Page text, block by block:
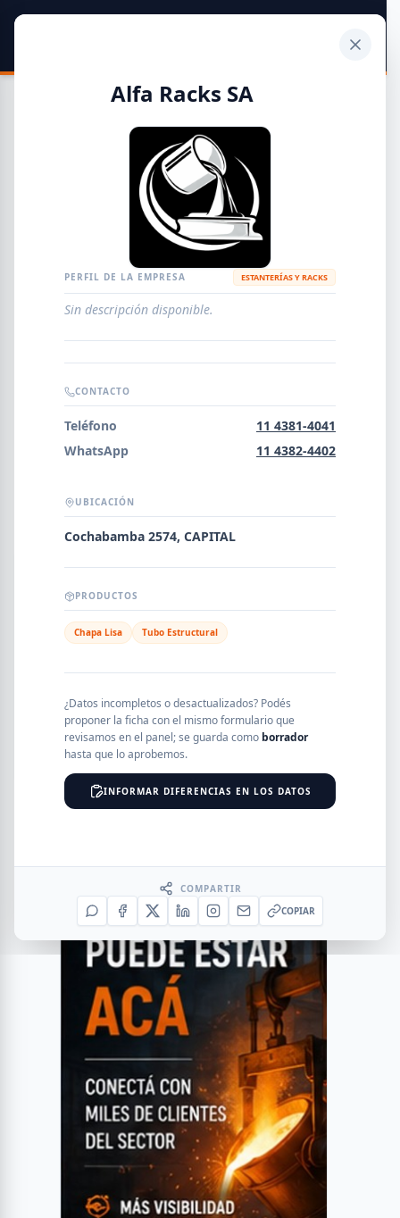
Guía de Empresas Metalúrgicas y Siderúrgicas
METALÚRGICAS
EMPRESAS AGREGAR EMPRESA
Error al cargar empresas.
NOMBRE
SEGMENTO
PROVINCIA
Alfa Racks SA
PERFIL DE LA EMPRESA ESTANTERÍAS Y RACKS
Sin descripción disponible.
CONTACTO
Teléfono
11 4381-4041
WhatsApp
11 4382-4402
UBICACIÓN
Cochabamba 2574, CAPITAL
PRODUCTOS
Chapa Lisa Tubo Estructural
¿Datos incompletos o desactualizados? Podés
proponer la ficha con el mismo formulario que
revisamos en el panel; se guarda como borrador
hasta que lo aprobemos.
INFORMAR DIFERENCIAS EN LOS DATOS
COMPARTIR
COPIAR